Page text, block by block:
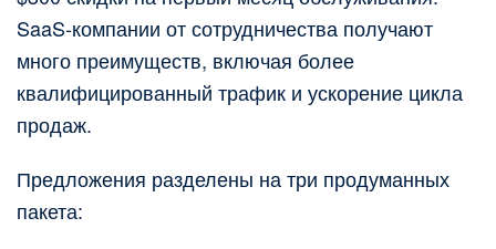
SaaS-компании от сотрудничества получают
много преимуществ, включая более
квалифицированный трафик и ускорение цикла
продаж.
Предложения разделены на три продуманных
пакета: